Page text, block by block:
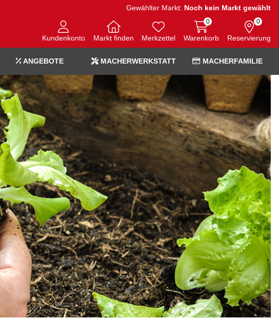
Gewählter Markt: Noch kein Markt gewählt
Kundenkonto Markt finden Merkzettel Warenkorb
0
Reservierung
0
ANGEBOTE MACHERWERKSTATT MACHERFAMILIE